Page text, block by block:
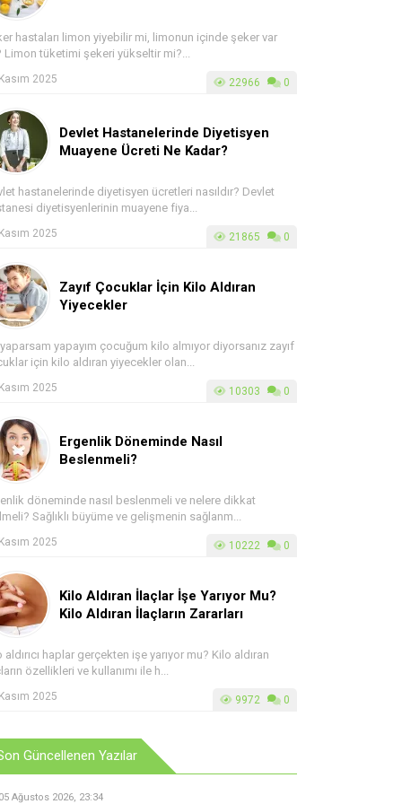
hastaları limon yiyebilir mi, limonun içinde şeker var
Limon tüketimi şekeri yükseltir mi?...
2025 22966 0
Devlet Hastanelerinde Diyetisyen
Muayene Ücreti Ne Kadar?
hastanelerinde diyetisyen ücretleri nasıldır? Devlet
diyetisyenlerinin muayene fiya...
2025 21865 0
Zayıf Çocuklar İçin Kilo Aldıran
Yiyecekler
yapayım çocuğum kilo almıyor diyorsanız zayıf
için kilo aldıran yiyecekler olan...
2025 10303 0
Ergenlik Döneminde Nasıl
Beslenmeli?
döneminde nasıl beslenmeli ve nelere dikkat
Sağlıklı büyüme ve gelişmenin sağlanm...
2025 10222 0
Kilo Aldıran İlaçlar İşe Yarıyor Mu?
Kilo Aldıran İlaçların Zararları
aldırıcı haplar gerçekten işe yarıyor mu? Kilo aldıran
özellikleri ve kullanımı ile h...
2025 9972 0
Güncellenen Yazılar
05 Ağustos 2026, 23:34